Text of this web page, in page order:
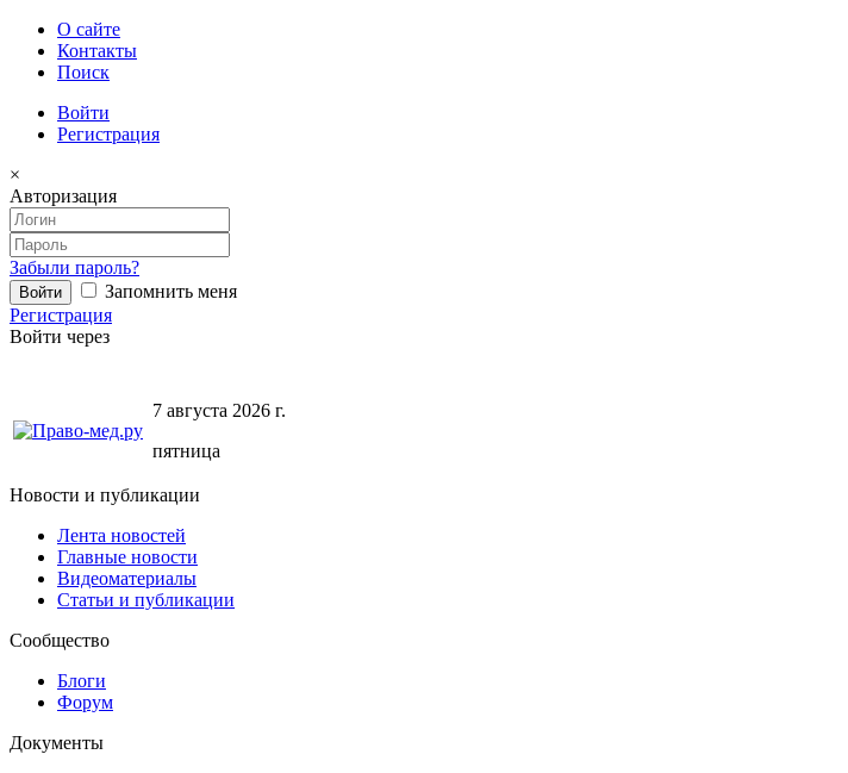
О сайте
Контакты
Поиск
Войти
Регистрация
×
Авторизация
Забыли пароль?
Запомнить меня
Регистрация
Войти через
7 августа 2026 г.
пятница
Новости и публикации
Лента новостей
Главные новости
Видеоматериалы
Статьи и публикации
Сообщество
Блоги
Форум
Документы